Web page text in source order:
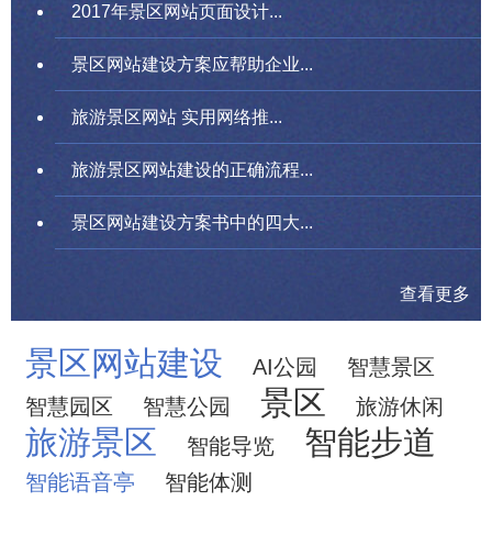
2017年景区网站页面设计...
景区网站建设方案应帮助企业...
旅游景区网站 实用网络推...
旅游景区网站建设的正确流程...
景区网站建设方案书中的四大...
查看更多
景区网站建设 AI公园
智慧景区
智慧园区
智慧公园 景区 旅游休闲
旅游景区 智能导览 智能步道
智能语音亭 智能体测